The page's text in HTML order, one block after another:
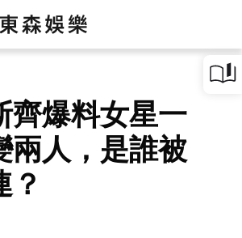
齊爆料女星一
兩人，是誰被
？